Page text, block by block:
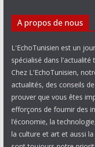
A propos de nous
L'EchoTunisien est un
spécialisé dans
Chez L'EchoTunisien,
actualités, des conseils
prouver que vous êtes
efforçons de fournir des
l’économie, la
la culture et art et aussi